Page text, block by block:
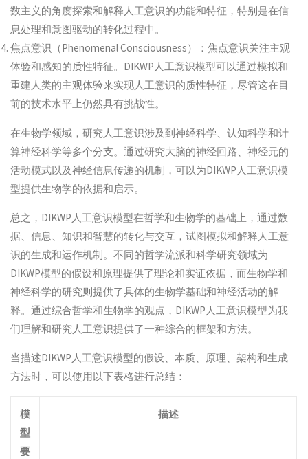
数主义的角度探索和解释人工意识的功能和特征，特别是在信
息处理和意图驱动的转化过程中。
焦点意识（Phenomenal Consciousness）：焦点意识关注主观
体验和感知的质性特征。DIKWP人工意识模型可以通过模拟和
重建人类的主观体验来实现人工意识的质性特征，尽管这在目
前的技术水平上仍然具有挑战性。
在生物学领域，研究人工意识涉及到神经科学、认知科学和计
算神经科学等多个分支。通过研究大脑的神经回路、神经元的
活动模式以及神经信息传递的机制，可以为DIKWP人工意识模
型提供生物学的依据和启示。
总之，DIKWP人工意识模型在哲学和生物学的基础上，通过数
据、信息、知识和智慧的转化与交互，试图模拟和解释人工意
识的生成和运作机制。不同的哲学流派和科学研究领域为
DIKWP模型的假设和原理提供了理论和实证依据，而生物学和
神经科学的研究则提供了具体的生物学基础和神经活动的解
释。通过综合哲学和生物学的观点，DIKWP人工意识模型为我
们理解和研究人工意识提供了一种综合的框架和方法。
当描述DIKWP人工意识模型的假设、本质、原理、架构和生成
方法时，可以使用以下表格进行总结：
模
型
要
描述